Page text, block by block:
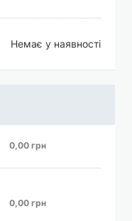
Немає у наявності
0,00 грн
0,00 грн